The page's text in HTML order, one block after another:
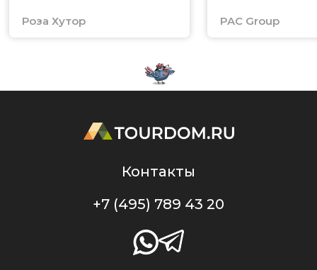
Роза Хутор PAC Group
Контакты
+7 (495) 789 43 20